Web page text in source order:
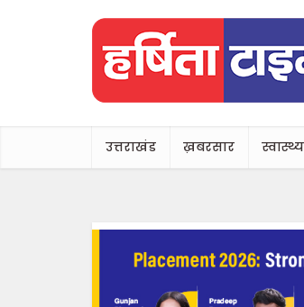
उत्तराखंड ख़बरसार स्वास्थ्य